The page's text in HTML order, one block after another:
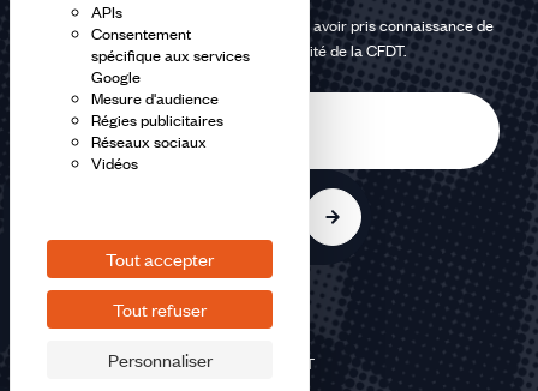
APIs
Consentement
spécifique aux services
Google
Mesure d'audience
Régies publicitaires
Réseaux sociaux
Vidéos
Tout accepter
Tout refuser
Personnaliser
En m'inscrivant à la newsletter, j'affirme avoir pris connaissance de
lapolitique de confidentialité de la CFDT.
©2026 CFDT